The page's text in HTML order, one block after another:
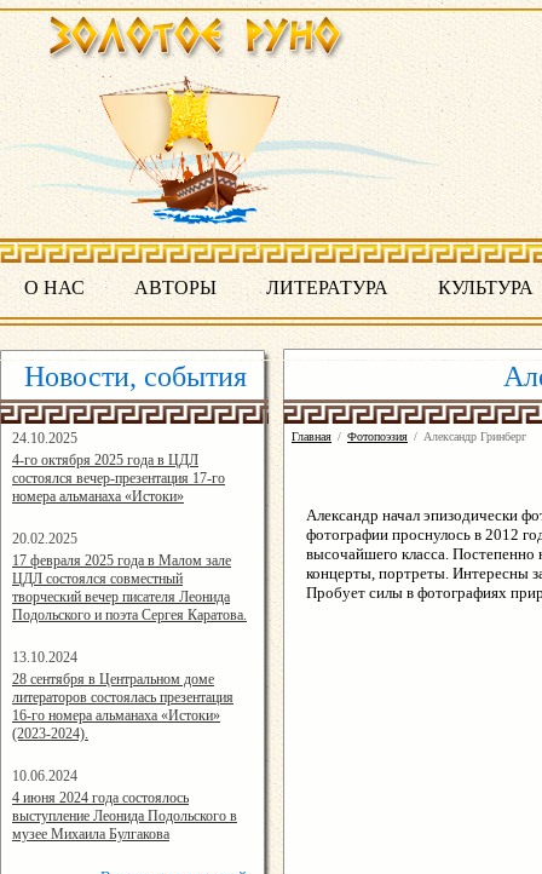
О НАС АВТОРЫ ЛИТЕРАТУРА КУЛЬТУРА
Новости, события
24.10.2025
16:19:07
4-го октября 2025 года в ЦДЛ
состоялся вечер-презентация 17-го
номера альманаха «Истоки»
20.02.2025
14:24:00
17 февраля 2025 года в Малом зале
ЦДЛ состоялся совместный
творческий вечер писателя Леонида
Подольского и поэта Сергея Каратова.
13.10.2024
14:08:11
28 сентября в Центральном доме
литераторов состоялась презентация
16-го номера альманаха «Истоки»
(2023-2024).
10.06.2024
15:02:44
4 июня 2024 года состоялось
выступление Леонида Подольского в
музее Михаила Булгакова
Главная / Фотопоэзия / Александр Гринберг
Александр начал эпизодически
фотографии проснулось в 2012
высочайшего класса. Постепенно
концерты, портреты. Интересны
Пробует силы в фотографиях